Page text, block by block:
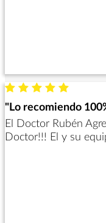
"Lo recomiendo
El Doctor Rubén
Doctor!!! El y su